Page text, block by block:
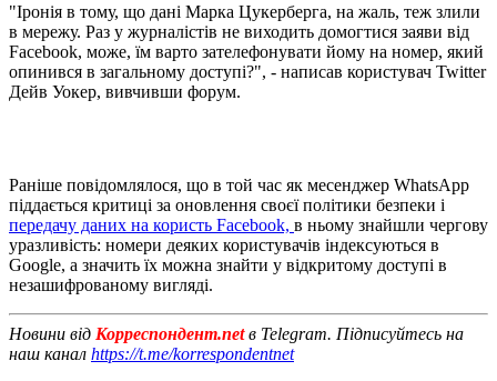
"Іронія в тому, що дані Марка Цукерберга, на жаль, теж злили
в мережу. Раз у журналістів не виходить домогтися заяви від
Facebook, може, їм варто зателефонувати йому на номер, який
опинився в загальному доступі?", - написав користувач Twitter
Дейв Уокер, вивчивши форум.
Раніше повідомлялося, що в той час як месенджер WhatsApp
піддається критиці за оновлення своєї політики безпеки і
передачу даних на користь Facebook, в ньому знайшли чергову
уразливість: номери деяких користувачів індексуються в
Google, а значить їх можна знайти у відкритому доступі в
незашифрованому вигляді.
Новини від Корреспондент.netв Telegram. Підписуйтесь на
наш канал https://t.me/korrespondentnet